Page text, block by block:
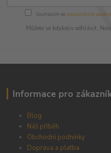
Souhlasím se zpracováním
Můžete se kdykoliv odhlásit.
Informace pro
Blog
Náš příběh
Obchodní podnínky
Doprava a platba